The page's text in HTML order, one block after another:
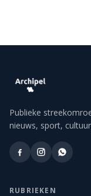
Publieke
nieuws, sport,
RUBRIEKEN